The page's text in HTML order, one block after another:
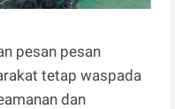
pesan pesan
tetap waspada
dan